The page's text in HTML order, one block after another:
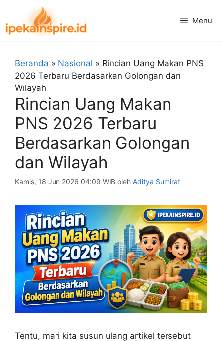
isi
Menu
Beranda » Nasional » Rincian Uang Makan PNS
2026 Terbaru Berdasarkan Golongan dan
Wilayah
Rincian Uang Makan
PNS 2026 Terbaru
Berdasarkan Golongan
dan Wilayah
Kamis, 18 Jun 2026 04:09 WIB oleh Aditya Sumirat
Tentu, mari kita susun ulang artikel tersebut